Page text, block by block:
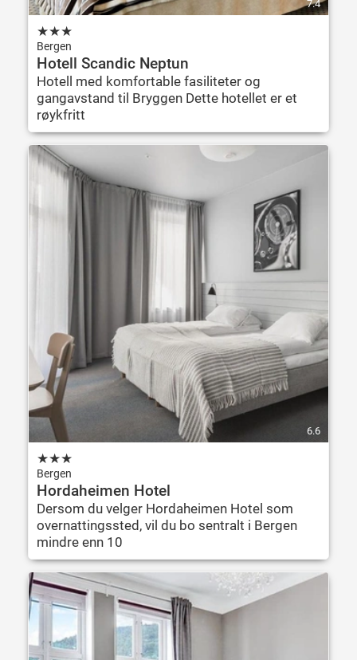
7.4
★★★
Bergen
Hotell Scandic Neptun
Hotell med komfortable fasiliteter og
gangavstand til Bryggen Dette hotellet er et
røykfritt
6.6
★★★
Bergen
Hordaheimen Hotel
Dersom du velger Hordaheimen Hotel som
overnattingssted, vil du bo sentralt i Bergen
mindre enn 10